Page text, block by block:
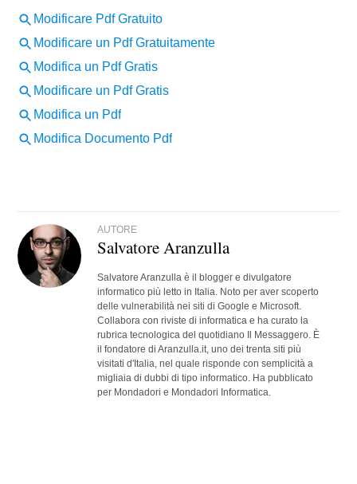
AUTORE
Salvatore Aranzulla
Salvatore Aranzulla è il blogger e divulgatore
informatico più letto in Italia. Noto per aver scoperto
delle vulnerabilità nei siti di Google e Microsoft.
Collabora con riviste di informatica e ha curato la
rubrica tecnologica del quotidiano Il Messaggero. È
il fondatore di Aranzulla.it, uno dei trenta siti più
visitati d'Italia, nel quale risponde con semplicità a
migliaia di dubbi di tipo informatico. Ha pubblicato
per Mondadori e Mondadori Informatica.